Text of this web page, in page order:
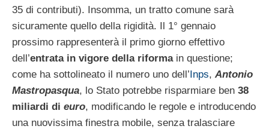
35 di contributi). Insomma, un tratto comune sarà
sicuramente quello della rigidità. Il 1° gennaio
prossimo rappresenterà il primo giorno effettivo
dell’entrata in vigore della riformain questione;
come ha sottolineato il numero uno dell’Inps, Antonio
Mastropasqua, lo Stato potrebbe risparmiare ben 38
miliardi di euro, modificando le regole e introducendo
una nuovissima finestra mobile, senza tralasciare